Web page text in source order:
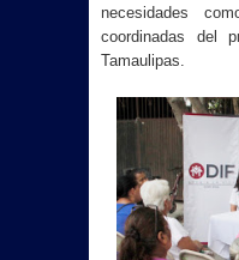
necesidades
coordinadas del
Tamaulipas.